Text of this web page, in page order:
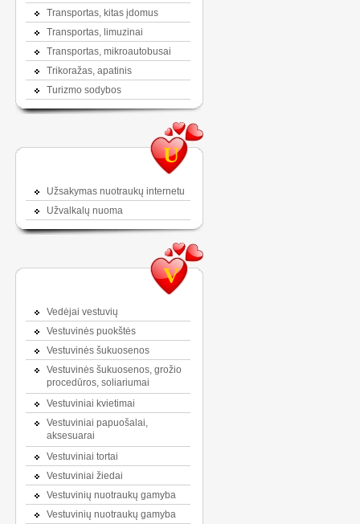
Transportas, kitas įdomus
Transportas, limuzinai
Transportas, mikroautobusai
Trikoražas, apatinis
Turizmo sodybos
U
Užsakymas nuotraukų internetu
Užvalkalų nuoma
V
Vedėjai vestuvių
Vestuvinės puokštės
Vestuvinės šukuosenos
Vestuvinės šukuosenos, grožio
procedūros, soliariumai
Vestuviniai kvietimai
Vestuviniai papuošalai,
aksesuarai
Vestuviniai tortai
Vestuviniai žiedai
Vestuvinių nuotraukų gamyba
Vestuvinių nuotraukų gamyba